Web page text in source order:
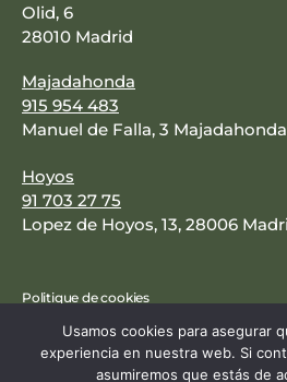
Olid, 6
28010 Madrid
Majadahonda
915 954 483
Manuel de Falla, 3 Majadahonda
Hoyos
91 703 27 75
Lopez de Hoyos, 13, 28006
Copyright Mawey. Tous droits réservés.
Politique de cookies
Mentions légales et politique de
Usamos cookies para asegurar
experiencia en nuestra web. Si
asumiremos que estás de